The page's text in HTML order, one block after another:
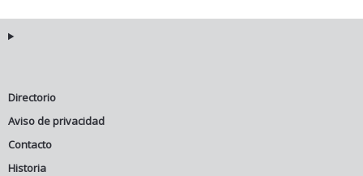
Directorio
Aviso de privacidad
Contacto
Historia